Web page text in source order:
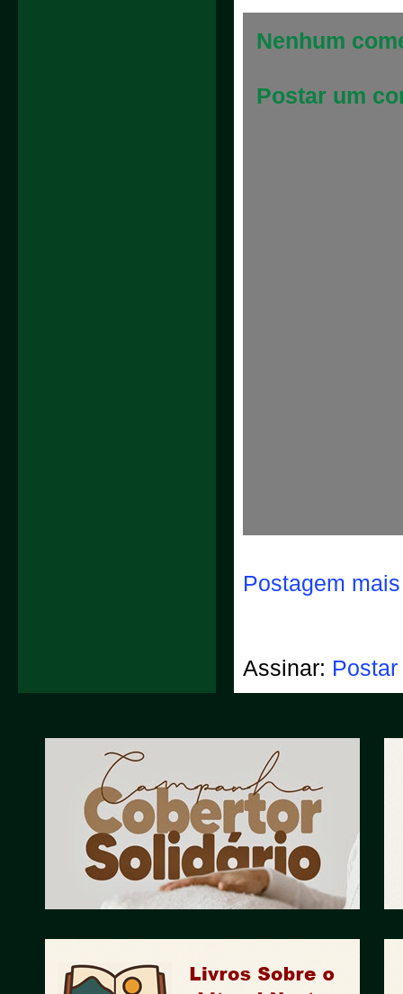
Nenhum
Postar um
Postagem
Assinar: